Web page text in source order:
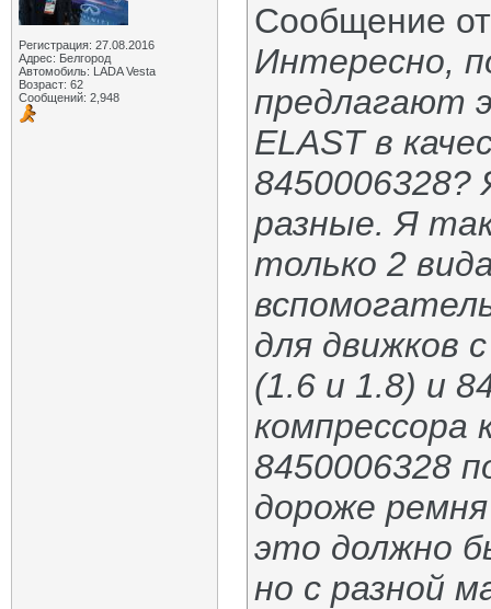
Регистрация: 27.08.2016
Адрес: Белгород
Автомобиль: LADA Vesta
Возраст: 62
Сообщений: 2,948
Сообщение
Интересно,
предлагают
ELAST в
8450006328?
разные. Я
только 2
для движков
(1.6 и 1.8) и
компрессора
8450006328
дороже
это должно
но с разной